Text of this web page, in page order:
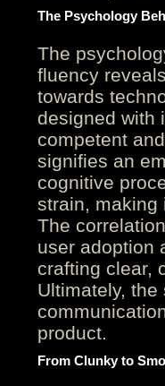
The Psychology
The
fluency
towards
designed with
competent
signifies an
cognitive
strain, making
The
user adoption
crafting clear,
Ultimately,
product.
From Clunky to